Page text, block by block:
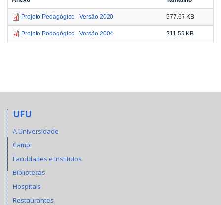
Projeto Pedagógico - Versão 2020 577.67 KB
Projeto Pedagógico - Versão 2004 211.59 KB
UFU
A Universidade
Campi
Faculdades e Institutos
Bibliotecas
Hospitais
Restaurantes